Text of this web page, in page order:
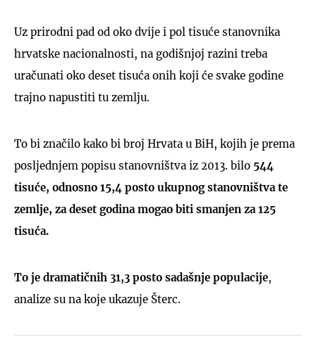
Uz prirodni pad od oko dvije i pol tisuće stanovnika
hrvatske nacionalnosti, na godišnjoj razini treba
uračunati oko deset tisuća onih koji će svake godine
trajno napustiti tu zemlju.
To bi značilo kako bi broj Hrvata u BiH, kojih je prema
posljednjem popisu stanovništva iz 2013. bilo 544
tisuće, odnosno 15,4 posto ukupnog stanovništva te
zemlje, za deset godina mogao biti smanjen za 125
tisuća.
To je dramatičnih 31,3 posto sadašnje populacije,
analize su na koje ukazuje Šterc.